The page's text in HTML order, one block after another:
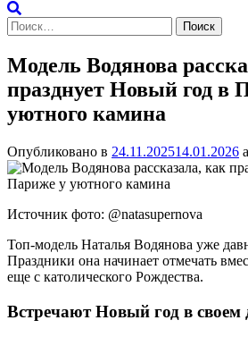
Найти:
Модель Водянова
празднует Новый год в
уютного камина
Опубликовано в 24.11.202514.01.2026
Источник фото: @natasupernova
Топ-модель Наталья Водянова уже
Праздники она начинает отмечать
еще с католического Рождества.
Встречают Новый год в